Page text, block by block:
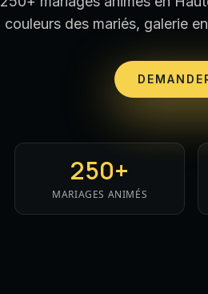
couleurs des mariés, galerie
250+
MARIAGES ANIMÉS